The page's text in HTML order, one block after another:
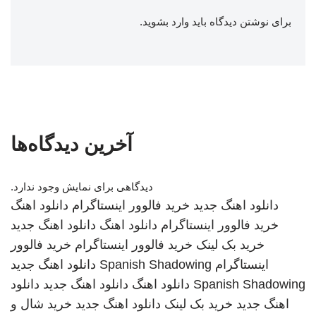
برای نوشتن دیدگاه باید وارد بشوید.
آخرین دیدگاه‌ها
دیدگاهی برای نمایش وجود ندارد.
دانلود اهنگ جدید خرید فالوور اینستاگرام دانلود اهنگ
خرید فالوور اینستاگرام دانلود اهنگ دانلود اهنگ جدید
خرید بک لینک خرید فالوور اینستاگرام خرید فالوور
اینستاگرام Spanish Shadowing دانلود اهنگ جدید
Spanish Shadowing دانلود اهنگ دانلود اهنگ جدید دانلود
اهنگ جدید خرید بک لینک دانلود اهنگ جدید خرید شال و